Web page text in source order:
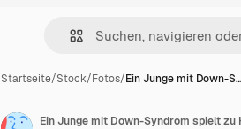
Startseite/Stock/Fotos/Ein Junge mit Down-S…
Ein Junge mit Down-Syndrom spielt zu